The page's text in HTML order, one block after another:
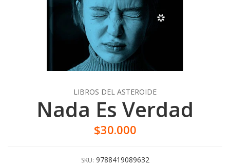
LIBROS DEL ASTEROIDE
Nada Es Verdad
$30.000
SKU: 9788419089632